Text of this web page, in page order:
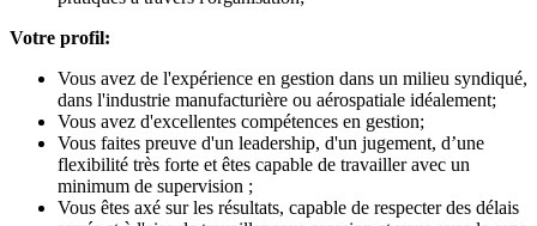
Votre profil:
Vous avez de l'expérience en gestion dans un milieu syndiqué,
dans l'industrie manufacturière ou aérospatiale idéalement;
Vous avez d'excellentes compétences en gestion;
Vous faites preuve d'un leadership, d'un jugement, d’une
flexibilité très forte et êtes capable de travailler avec un
minimum de supervision ;
Vous êtes axé sur les résultats, capable de respecter des délais